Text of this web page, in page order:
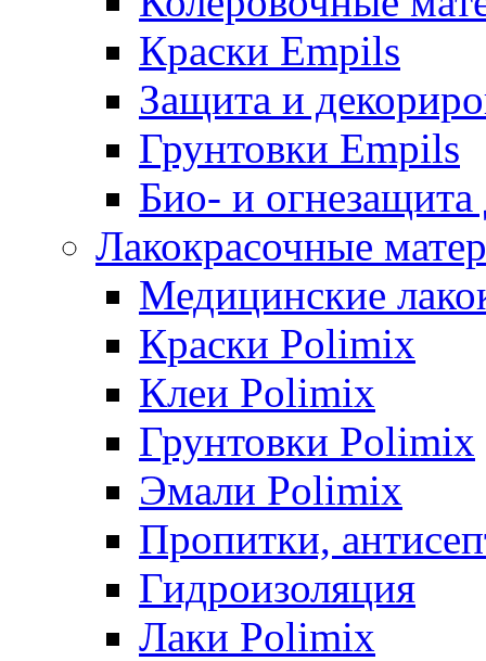
Краски Empils
Защита и
Грунтовки Empils
Био- и
Лакокрасочные
Медицинские
Краски Polimix
Клеи Polimix
Грунтовки Polimix
Эмали Polimix
Пропитки,
Гидроизоляция
Лаки Polimix